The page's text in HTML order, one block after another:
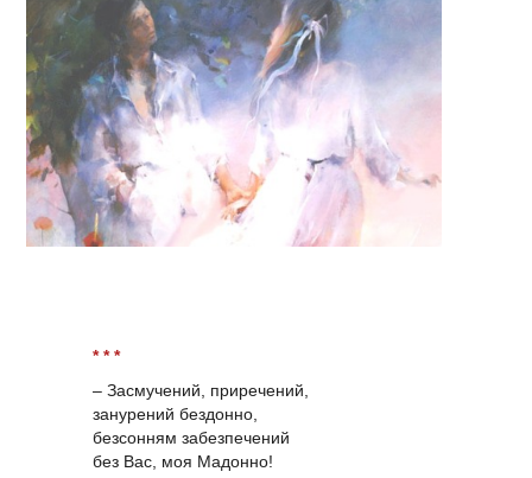
* * *
– Засмучений, приречений,
занурений бездонно,
безсонням забезпечений
без Вас, моя Мадонно!